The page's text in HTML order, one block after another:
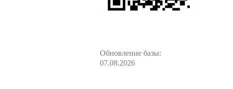
Обновление базы:
07.08.2026